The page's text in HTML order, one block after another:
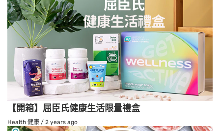
【開箱】屈臣氏健康生活限量禮盒
Health 健康 / 2 years ago